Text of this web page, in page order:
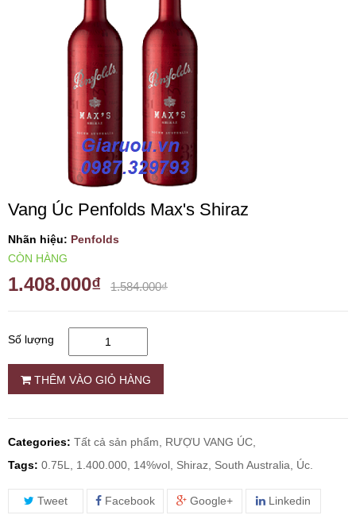
VANG TÂY BAN NHA
RƯỢU VANG MỸ
RƯỢU VANG NGỌT
RƯỢU VANG BỊCH
RƯỢU VANG ÚC
RƯỢU VANG ÁO
RƯỢU CHAMPANGNE
RƯỢU XO BRANDY
Vang Úc Penfolds Max's Shiraz
Nhãn hiệu: Penfolds
CÒN HÀNG
1.408.000₫ 1.584.000₫
Số lượng
THÊM VÀO GIỎ HÀNG
Categories: Tất cả sản phẩm,
RƯỢU VANG ÚC,
Tags: 0.75L, 1.400.000, 14%vol, Shiraz, South Australia, Úc.
Tweet Facebook Google+ Linkedin